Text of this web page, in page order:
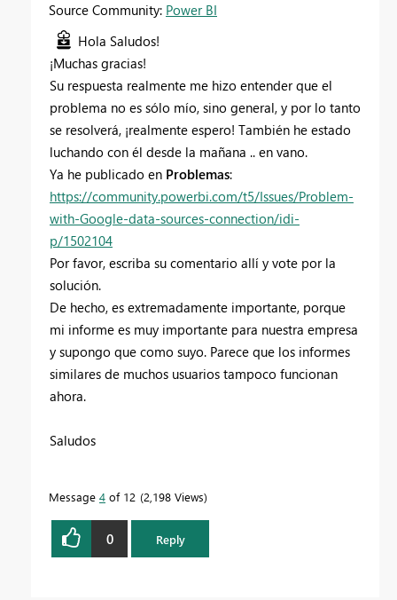
Source Community: Power BI
Hola Saludos!
¡Muchas gracias!
Su respuesta realmente me hizo entender que el
problema no es sólo mío, sino general, y por lo tanto
se resolverá, ¡realmente espero! También he estado
luchando con él desde la mañana .. en vano.
Ya he publicado en Problemas:
https://community.powerbi.com/t5/Issues/Problem-
with-Google-data-sources-connection/idi-
p/1502104
Por favor, escriba su comentario allí y vote por la
solución.
De hecho, es extremadamente importante, porque
mi informe es muy importante para nuestra empresa
y supongo que como suyo. Parece que los informes
similares de muchos usuarios tampoco funcionan
ahora.
Saludos
Message 4 of 12 2,198 Views
0 Reply